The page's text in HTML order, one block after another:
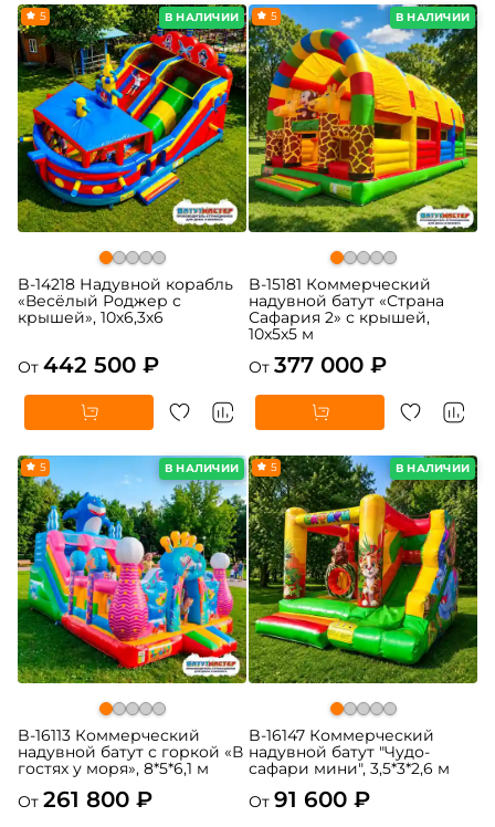
В НАЛИЧИИ
5
B-14218 Надувной корабль
«Весёлый Роджер с
крышей», 10х6,3х6
От 442 500 ₽
В НАЛИЧИИ
5
B-15181 Коммерческий
надувной батут «Страна
Сафария 2» с крышей,
10x5x5 м
От 377 000 ₽
В НАЛИЧИИ
5
B-16113 Коммерческий
надувной батут с горкой «В
гостях у моря», 8*5*6,1 м
От 261 800 ₽
В НАЛИЧИИ
5
B-16147 Коммерческий
надувной батут "Чудо-
сафари мини", 3,5*3*2,6 м
От 91 600 ₽